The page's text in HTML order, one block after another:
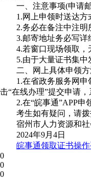
一、注意事项(申请
1.网上申领时送达方
2.务必在备注中注明
3.邮寄地址务必写
4.若窗口现场领取，
5.由于大量证书集中
二、网上具体申领方
1.在省政务服务网申
击“在线办理”提交申请
2.在“皖事通”APP申
考生如有疑问，请拨
宿州市人力资源和
2024年9月4日
皖事通领取证书操作
0
0
0